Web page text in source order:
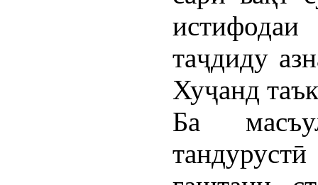
таҷдиду
Хуҷанд
Ба